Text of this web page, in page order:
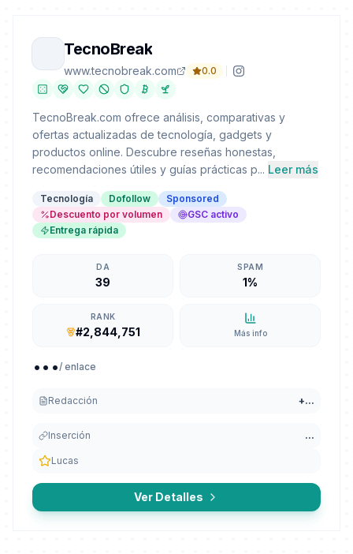
TecnoBreak
www.tecnobreak.com 0.0
TecnoBreak.com ofrece análisis, comparativas y
ofertas actualizadas de tecnología, gadgets y
productos online. Descubre reseñas honestas,
recomendaciones útiles y guías prácticas p... Leer más
Tecnología Dofollow
Sponsored
Descuento por volumen
GSC activo
Entrega rápida
DA
39
SPAM
1%
RANK
#2,844,751 Más info
.../ enlace
Redacción +...
Inserción ...
Lucas
Ver Detalles